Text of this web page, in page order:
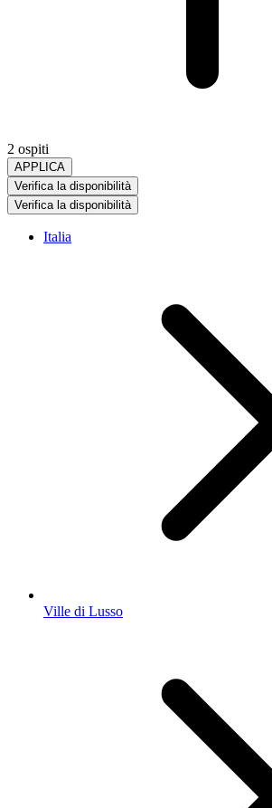
2 ospiti
APPLICA
Verifica la disponibilità
Verifica la disponibilità
Italia
Ville di Lusso